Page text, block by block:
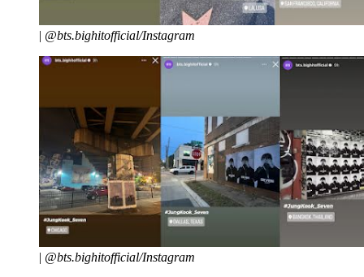
| @bts.bighitofficial/Instagram
| @bts.bighitofficial/Instagram